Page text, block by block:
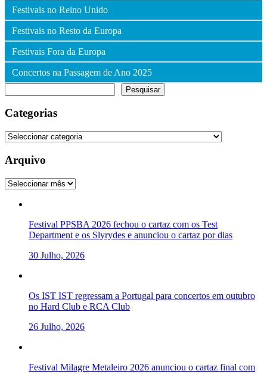
Festivais no Reino Unido
Festivais no Resto da Europa
Festivais Fora da Europa
Concertos na Passagem de Ano 2025
Pesquisar
Categorias
Categorias
Arquivo
Arquivo
Festival PPSBA 2026 fechou o cartaz com os Test
Department e os Slyrydes e anunciou o cartaz por dias
30 Julho, 2026
Os IST IST regressam a Portugal para concertos em outubro
no Hard Club e RCA Club
26 Julho, 2026
Festival Milagre Metaleiro 2026 anunciou o cartaz final com